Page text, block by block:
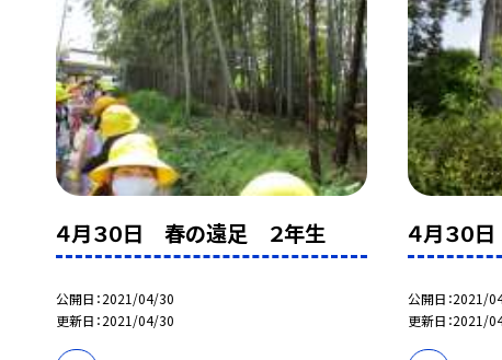
４月３０日 春の遠足 ２年生
公開日 2021/04/30
更新日 2021/04/30
４月３０
公開日 2021/
更新日 2021/